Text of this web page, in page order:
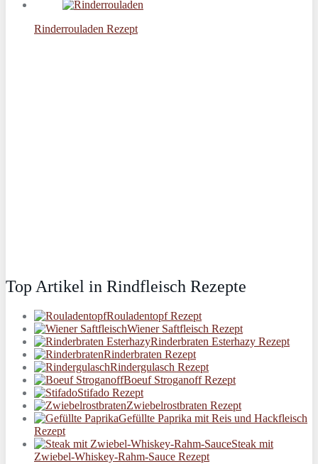
Rinderrouladen Rezept
Top Artikel in Rindfleisch Rezepte
Rouladentopf Rezept
Wiener Saftfleisch Rezept
Rinderbraten Esterhazy Rezept
Rinderbraten Rezept
Rindergulasch Rezept
Boeuf Stroganoff Rezept
Stifado Rezept
Zwiebelrostbraten Rezept
Gefüllte Paprika mit Reis und Hackfleisch
Rezept
Steak mit
Zwiebel-Whiskey-Rahm-Sauce Rezept